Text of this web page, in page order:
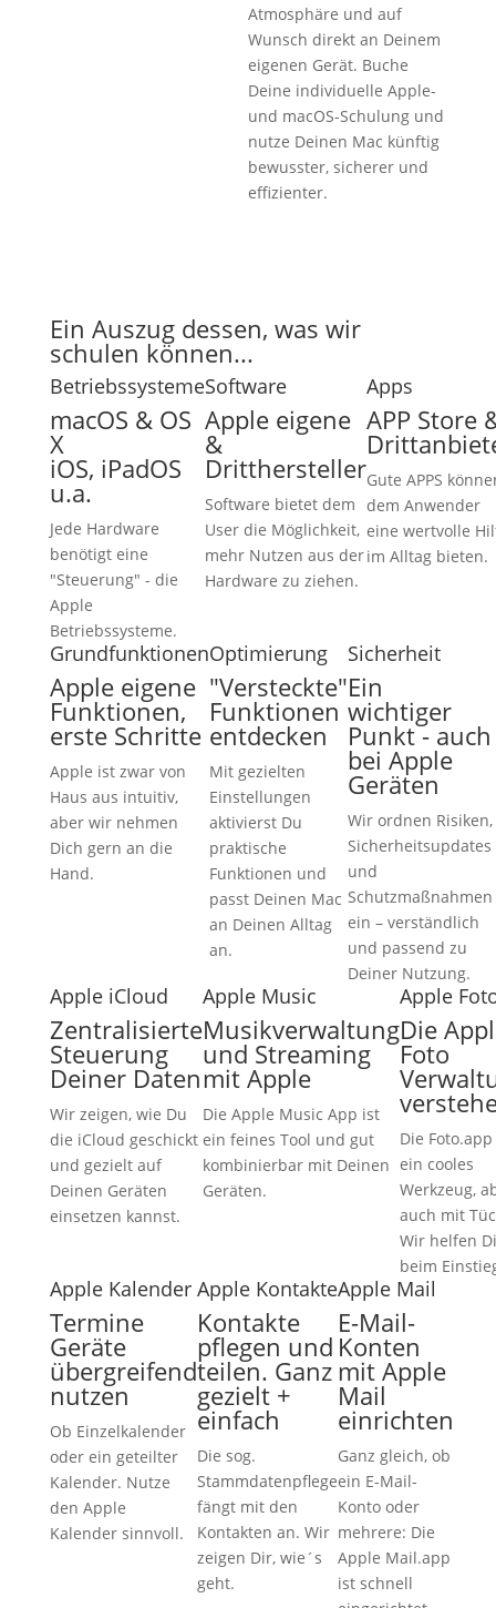
Atmosphäre und auf
Wunsch direkt an Deinem
eigenen Gerät. Buche
Deine individuelle Apple-
und macOS-Schulung und
nutze Deinen Mac künftig
bewusster, sicherer und
effizienter.
Ein Auszug dessen, was wir
schulen können...
Betriebssysteme
macOS & OS
X
iOS, iPadOS
u.a.
Jede Hardware
benötigt eine
"Steuerung" - die
Apple
Betriebssysteme.
Software
Apple eigene
&
Dritthersteller
Software bietet dem
User die Möglichkeit,
mehr Nutzen aus der
Hardware zu ziehen.
Apps
APP Store
Gute APPS
dem Anwender
eine wertvolle
im Alltag bieten.
Grundfunktionen
Apple eigene
Funktionen,
erste Schritte
Apple ist zwar von
Haus aus intuitiv,
aber wir nehmen
Dich gern an die
Hand.
Optimierung
"Versteckte"
Funktionen
entdecken
Mit gezielten
Einstellungen
aktivierst Du
praktische
Funktionen und
passt Deinen Mac
an Deinen Alltag
an.
Sicherheit
Ein
wichtiger
Punkt - auch
bei Apple
Geräten
Wir ordnen Risiken,
Sicherheitsupdates
und
Schutzmaßnahmen
ein – verständlich
und passend zu
Deiner Nutzung.
Apple iCloud
Zentralisierte
Steuerung
Deiner Daten
Wir zeigen, wie Du
die iCloud geschickt
und gezielt auf
Deinen Geräten
einsetzen kannst.
Apple Music
Musikverwaltung
und Streaming
mit Apple
Die Apple Music App ist
ein feines Tool und gut
kombinierbar mit Deinen
Geräten.
Apple
Die
Foto
Die
ein cooles
Werkzeug,
auch mit
Wir helfen
beim
Apple Kalender
Termine
Geräte
übergreifend
nutzen
Ob Einzelkalender
oder ein geteilter
Kalender. Nutze
den Apple
Kalender sinnvoll.
Apple Kontakte
Kontakte
pflegen und
teilen. Ganz
gezielt +
einfach
Die sog.
Stammdatenpflege
fängt mit den
Kontakten an. Wir
zeigen Dir, wie´s
geht.
Apple Mail
E-Mail-
Konten
mit Apple
Mail
einrichten
Ganz gleich, ob
ein E-Mail-
Konto oder
mehrere: Die
Apple Mail.app
ist schnell